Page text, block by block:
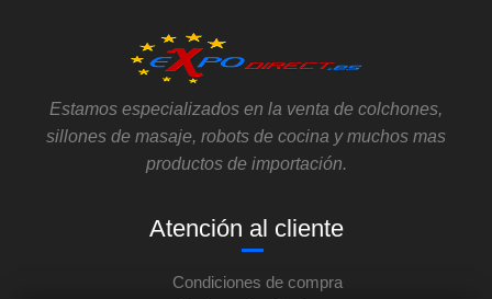
Estamos especializados en la venta de colchones,
sillones de masaje, robots de cocina y muchos mas
productos de importación.
Atención al cliente
Condiciones de compra